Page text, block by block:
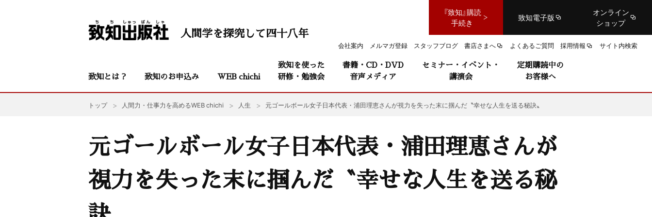
『致知』購読
手続き
致知電子版
オンライン
ショップ
会社案内 メルマガ登録 スタッフブログ 書店さまへ よくあるご質問 採用情報 サイト内検索
人間学を探究して四十八年
致知とは？ 致知のお申込み WEB chichi
致知を使った
研修・勉強会
書籍・CD・DVD
音声メディア
セミナー・イベント・
講演会
定期購読中の
お客様へ
トップ 人間力・仕事力を高めるWEB chichi 人生 元ゴールボール女子日本代表・浦田理恵さんが視力を失った末に掴んだ〝幸せな人生を送る秘訣〟
元ゴールボール女子日本代表・浦田理恵さんが
視力を失った末に掴んだ〝幸せな人生を送る秘